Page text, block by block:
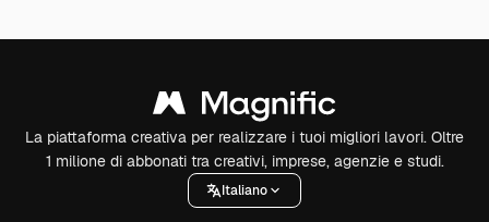
La piattaforma creativa per realizzare i tuoi migliori lavori. Oltre
1 milione di abbonati tra creativi, imprese, agenzie e studi.
Italiano